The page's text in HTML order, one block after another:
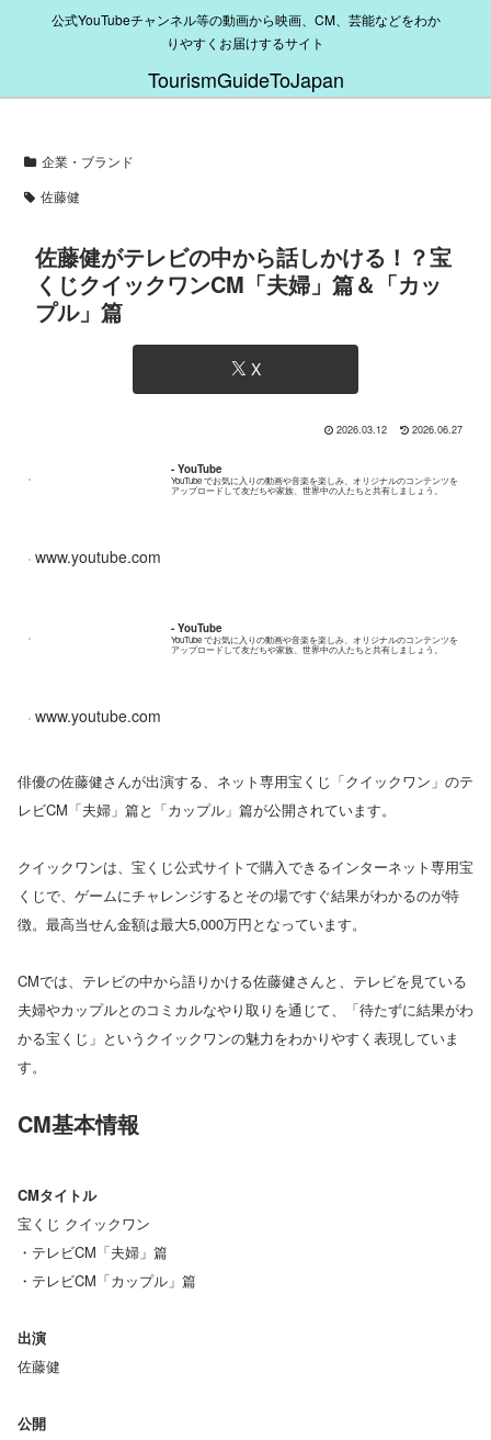
公式YouTubeチャンネル等の動画から映画、CM、芸能などをわか
りやすくお届けするサイト
TourismGuideToJapan
企業・ブランド
佐藤健
佐藤健がテレビの中から話しかける！？宝
くじクイックワンCM「夫婦」篇＆「カッ
プル」篇
X
2026.03.12 2026.06.27
- YouTube
YouTube でお気に入りの動画や音楽を楽しみ、オリジナルのコンテンツを
アップロードして友だちや家族、世界中の人たちと共有しましょう。
www.youtube.com
- YouTube
YouTube でお気に入りの動画や音楽を楽しみ、オリジナルのコンテンツを
アップロードして友だちや家族、世界中の人たちと共有しましょう。
www.youtube.com
俳優の佐藤健さんが出演する、ネット専用宝くじ「クイックワン」のテ
レビCM「夫婦」篇と「カップル」篇が公開されています。
クイックワンは、宝くじ公式サイトで購入できるインターネット専用宝
くじで、ゲームにチャレンジするとその場ですぐ結果がわかるのが特
徴。最高当せん金額は最大5,000万円となっています。
CMでは、テレビの中から語りかける佐藤健さんと、テレビを見ている
夫婦やカップルとのコミカルなやり取りを通じて、「待たずに結果がわ
かる宝くじ」というクイックワンの魅力をわかりやすく表現していま
す。
CM基本情報
CMタイトル
宝くじ クイックワン
・テレビCM「夫婦」篇
・テレビCM「カップル」篇
出演
佐藤健
公開